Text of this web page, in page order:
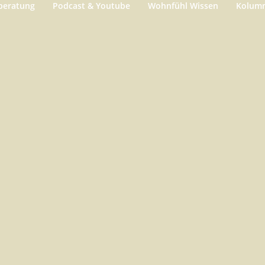
Podcast & Youtube Wohnfühl Wissen